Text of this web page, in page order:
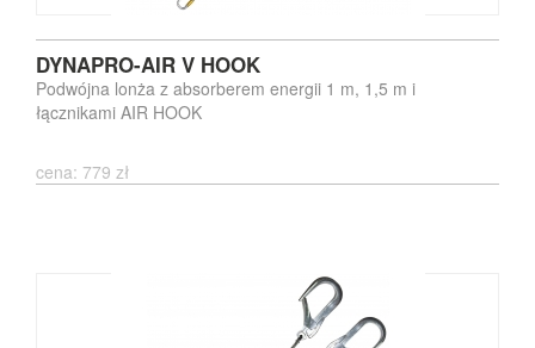
DYNAPRO-AIR V HOOK
Podwójna lonża z absorberem energii 1 m, 1,5 m i
łącznikami AIR HOOK
cena: 779 zł